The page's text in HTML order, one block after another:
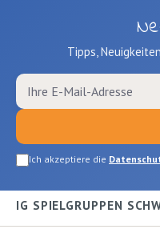
Tipps,
Ich akzeptiere die
IG SPIELGRUPPEN